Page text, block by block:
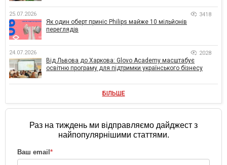
25.07.2026 3418
Як один оберт приніс Philips майже 10 мільйонів
переглядів
24.07.2026 2028
Від Львова до Харкова: Glovo Academy масштабує
освітню програму для підтримки українського бізнесу
БІЛЬШЕ
Раз на тиждень ми відправляємо дайджест з
найпопулярнішими статтями.
Ваш email *